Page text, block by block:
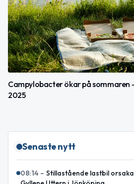
Campylobacter ökar på sommaren
2025
Senaste nytt
08:14 – Stillastående lastbil